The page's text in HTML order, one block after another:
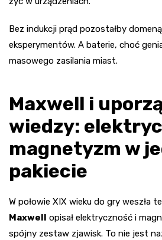
Bez indukcji prąd pozostałby
eksperymentów. A baterie, choć
masowego zasilania miast.
Maxwell i
wiedzy:
magnetyzm w
pakiecie
W połowie XIX wieku do gry weszła
Maxwell opisał elektryczność i
spójny zestaw zjawisk. To nie jest